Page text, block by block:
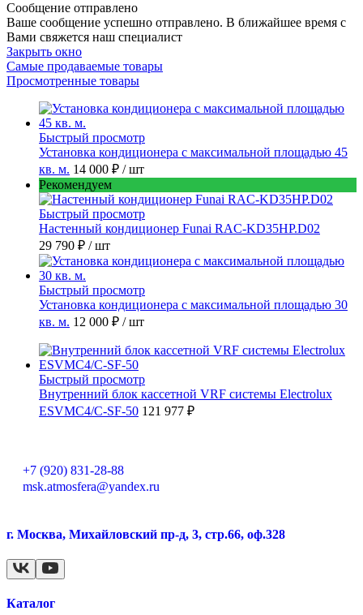
Сообщение отправлено
Ваше сообщение успешно отправлено. В ближайшее время с
Вами свяжется наш специалист
Закрыть окно
Самые продаваемые товары
Просмотренные товары
Быстрый просмотр
Установка кондиционера с максимальной площадью 45
кв. м. 14 000 ₽ / шт
Рекомендуем
Быстрый просмотр
Настенный кондиционер Funai RAC-KD35HP.D02
29 790 ₽ / шт
Быстрый просмотр
Установка кондиционера с максимальной площадью 30
кв. м. 12 000 ₽ / шт
Быстрый просмотр
Внутренний блок кассетной VRF системы Electrolux
ESVMC4/С-SF-50 121 977 ₽
+7 (920) 831-28-88
msk.atmosfera@yandex.ru
г. Москва, Михайловский пр-д, 3, стр.66, оф.328
Каталог